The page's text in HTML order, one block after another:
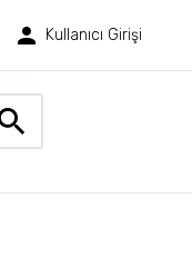
Kullanıcı Girişi